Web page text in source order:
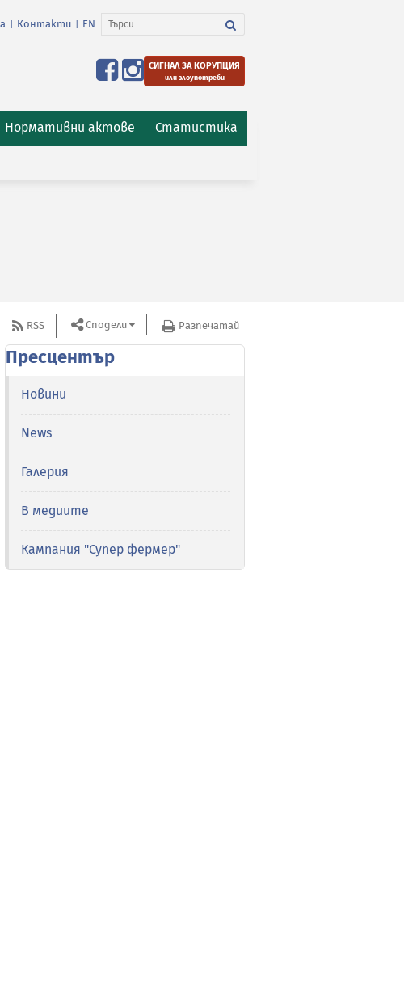
Контакти EN
СИГНАЛ ЗА КОРУПЦИЯ
или злоупотреби
Нормативни актове Статистика
RSS Сподели Разпечатай
Пресцентър
Новини
News
Галерия
В медиите
Кампания "Супер фермер"